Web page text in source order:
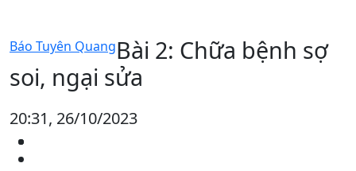
Báo Tuyên QuangBài 2: Chữa bệnh sợ
soi, ngại sửa
20:31, 26/10/2023